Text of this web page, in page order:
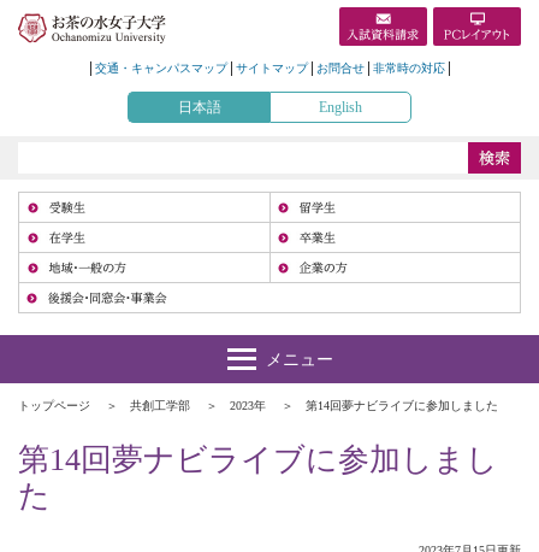
交通・キャンパスマップ サイトマップ お問合せ 非常時の対応
日本語 English
トップページ 共創工学部 2023年 第14回夢ナビライブに参加しました
第14回夢ナビライブに参加しまし
た